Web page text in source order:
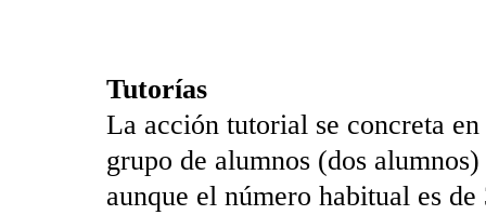
Tutorías
La acción tutorial se concreta
grupo de alumnos (dos
aunque el número habitual es